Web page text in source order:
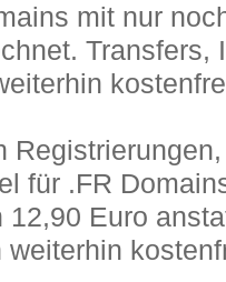
mit nur
Transfers,
für .FR
12,90 Euro
weiterhin